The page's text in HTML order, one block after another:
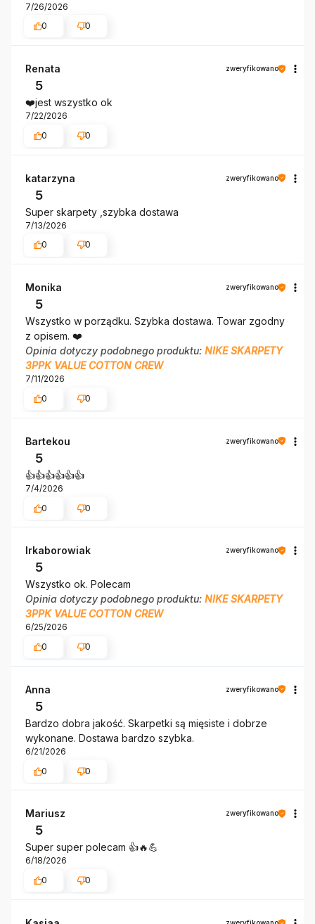
7/26/2026
0
0
Renata zweryfikowano
5
❤️jest wszystko ok
7/22/2026
0
0
katarzyna zweryfikowano
5
Super skarpety ,szybka dostawa
7/13/2026
0
0
Monika zweryfikowano
5
Wszystko w porządku. Szybka dostawa. Towar zgodny
z opisem. ❤️
Opinia dotyczy podobnego produktu: NIKE SKARPETY
3PPK VALUE COTTON CREW
7/11/2026
0
0
Bartekou zweryfikowano
5
👍️👍️👍️👍️👍️👍️
7/4/2026
0
0
Irkaborowiak zweryfikowano
5
Wszystko ok. Polecam
Opinia dotyczy podobnego produktu: NIKE SKARPETY
3PPK VALUE COTTON CREW
6/25/2026
0
0
Anna zweryfikowano
5
Bardzo dobra jakość. Skarpetki są mięsiste i dobrze
wykonane. Dostawa bardzo szybka.
6/21/2026
0
0
Mariusz zweryfikowano
5
Super super polecam 👍️🔥💪
6/18/2026
0
0